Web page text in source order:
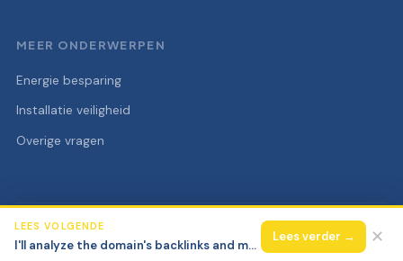
MEER ONDERWERPEN
Energie besparing
Installatie veiligheid
Overige vragen
© 2026 Elektra Super Alle rechten voorbehouden.
LEES VOLGENDE
I'll analyze the domain's backlinks and mentions to understand its history and original focus before building the content structure.
Lees verder → ✕